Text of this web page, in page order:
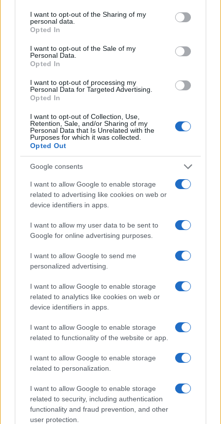
not limited to your visit or usage behaviour. You may click to
grant or deny consent to Google and its third-party tags to
use your data for below specified purposes in below Google
consent section.
I want to opt-out of the Sharing of my
personal data.
Opted In
I want to opt-out of the Sale of my
Personal Data.
Opted In
I want to opt-out of processing my
Personal Data for Targeted Advertising.
Opted In
I want to opt-out of Collection, Use,
Retention, Sale, and/or Sharing of my
Personal Data that Is Unrelated with the
Purposes for which it was collected.
Opted Out
Google consents
I want to allow Google to enable storage
related to advertising like cookies on web or
device identifiers in apps.
I want to allow my user data to be sent to
Google for online advertising purposes.
I want to allow Google to send me
personalized advertising.
I want to allow Google to enable storage
related to analytics like cookies on web or
device identifiers in apps.
I want to allow Google to enable storage
related to functionality of the website or app.
I want to allow Google to enable storage
related to personalization.
I want to allow Google to enable storage
related to security, including authentication
functionality and fraud prevention, and other
user protection.
Progetto innovativo per il calcio giovanile ad Orvieto: le tre
società coinvolte
CAMPIONATI E COMPETIZIONI
Gianni Infantino e il ritiro del piano FFE: cosa è successo e
Andrea Conforti · 6 Ago 2026
PIÙ LETTI
costi
società coinvolte
cosa cambia
UEFA Women’s Champions League: il percorso europeo della
Juventus Women inizia a Biella